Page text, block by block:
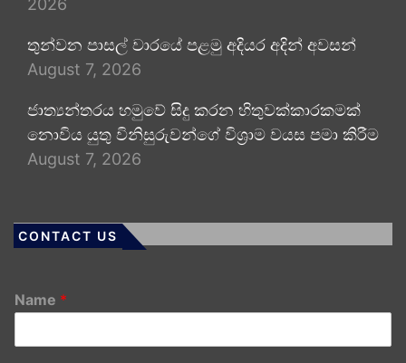
2026
තුන්වන පාසල් වාරයේ පළමු අදියර අදින් අවසන්
August 7, 2026
ජාත්‍යන්තරය හමුවේ සිදු කරන හිතුවක්කාරකමක්
නොවිය යුතු විනිසුරුවන්ගේ විශ්‍රාම වයස පමා කිරීම
August 7, 2026
CONTACT US
Name *